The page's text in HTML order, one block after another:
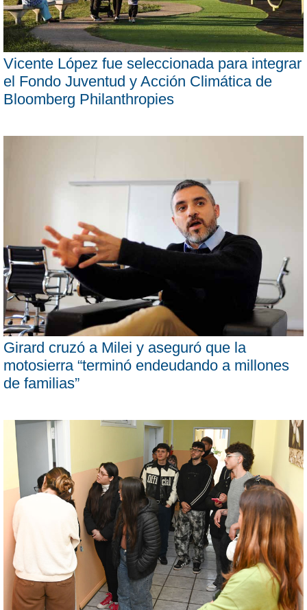
Vicente López fue seleccionada para integrar
el Fondo Juventud y Acción Climática de
Bloomberg Philanthropies
Girard cruzó a Milei y aseguró que la
motosierra “terminó endeudando a millones
de familias”